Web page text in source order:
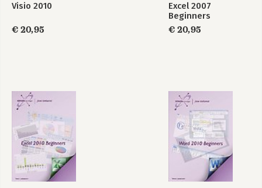
Excel 365 Basis InDesign CC
Bekijk alle boeken
Visio 2010
€ 20,95
Excel 2007
Beginners
€ 20,95